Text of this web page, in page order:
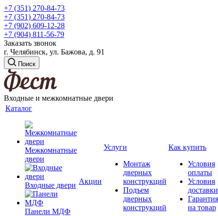
+7 (351) 270-84-73
+7 (351) 270-84-73
+7 (902) 609-12-28
+7 (904) 811-56-79
Заказать звонок
г. Челябинск, ул. Бажова, д. 91
Поиск
Входные и межкомнатные двери
Каталог
Межкомнатные
двери
Входные двери
Панели МДФ
Акции
Услуги
Монтаж
дверных
конструкций
Подъем
дверных
конструкций
Как купить
Условия
оплаты
Условия
доставки
Гарантия
на товар